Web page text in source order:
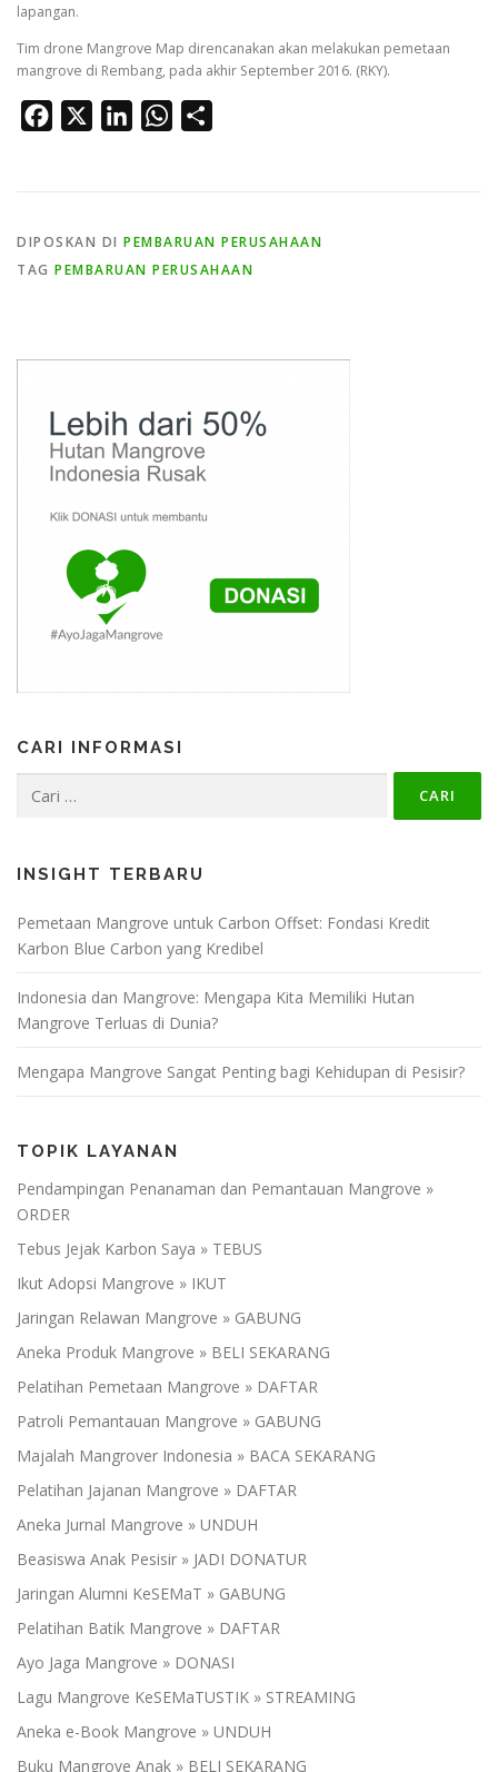
lapangan.
Tim drone Mangrove Map direncanakan akan melakukan pemetaan
mangrove di Rembang, pada akhir September 2016. (RKY).
Facebook LinkedInWhatsApp
DIPOSKAN DI PEMBARUAN PERUSAHAAN
TAG PEMBARUAN PERUSAHAAN
CARI INFORMASI
untuk:
INSIGHT TERBARU
Pemetaan Mangrove untuk Carbon Offset: Fondasi Kredit
Karbon Blue Carbon yang Kredibel
Indonesia dan Mangrove: Mengapa Kita Memiliki Hutan
Mangrove Terluas di Dunia?
Mengapa Mangrove Sangat Penting bagi Kehidupan di Pesisir?
TOPIK LAYANAN
Pendampingan Penanaman dan Pemantauan Mangrove »
ORDER
Tebus Jejak Karbon Saya » TEBUS
Ikut Adopsi Mangrove » IKUT
Jaringan Relawan Mangrove » GABUNG
Aneka Produk Mangrove » BELI SEKARANG
Pelatihan Pemetaan Mangrove » DAFTAR
Patroli Pemantauan Mangrove » GABUNG
Majalah Mangrover Indonesia » BACA SEKARANG
Pelatihan Jajanan Mangrove » DAFTAR
Aneka Jurnal Mangrove » UNDUH
Beasiswa Anak Pesisir » JADI DONATUR
Jaringan Alumni KeSEMaT » GABUNG
Pelatihan Batik Mangrove » DAFTAR
Ayo Jaga Mangrove » DONASI
Lagu Mangrove KeSEMaTUSTIK » STREAMING
Aneka e-Book Mangrove » UNDUH
Buku Mangrove Anak » BELI SEKARANG